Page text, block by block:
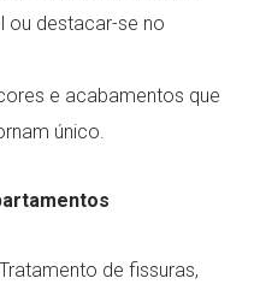
ou destacar-se no
e acabamentos que
único.
de fissuras,